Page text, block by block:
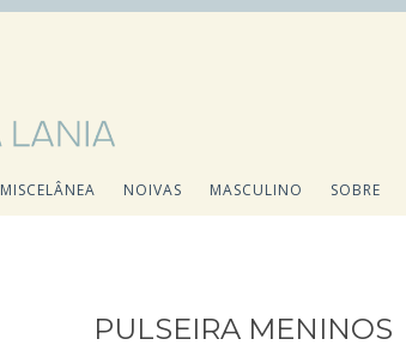
MISCELÂNEA NOIVAS MASCULINO SOBRE
PULSEIRA MENINOS